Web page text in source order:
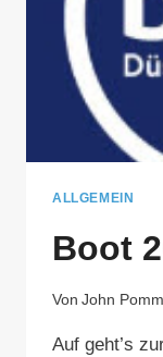
ALLGEMEIN
Boot
Von John
Auf geht’s